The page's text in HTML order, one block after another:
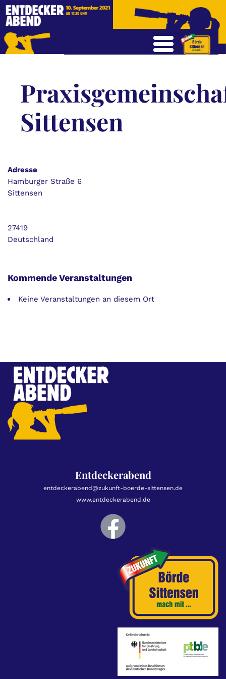
Sittensen
Adresse
Hamburger Straße 6
Sittensen
27419
Deutschland
Kommende Veranstaltungen
Keine Veranstaltungen an diesem Ort
Entdeckerabend
entdeckerabend@zukunft-boerde-sittensen.de
www.entdeckerabend.de